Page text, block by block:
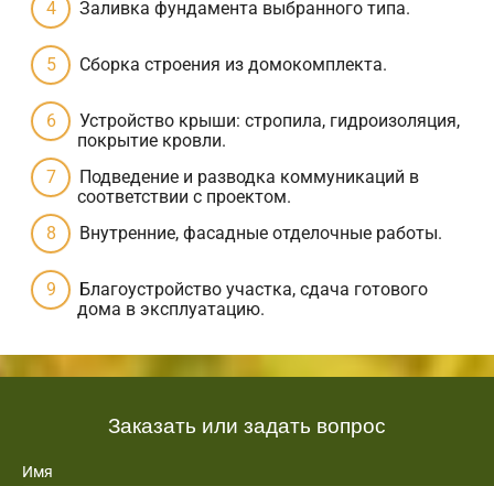
Заливка фундамента выбранного типа.
Сборка строения из домокомплекта.
Устройство крыши: стропила, гидроизоляция,
покрытие кровли.
Подведение и разводка коммуникаций в
соответствии с проектом.
Внутренние, фасадные отделочные работы.
Благоустройство участка, сдача готового
дома в эксплуатацию.
Заказать или задать вопрос
Имя